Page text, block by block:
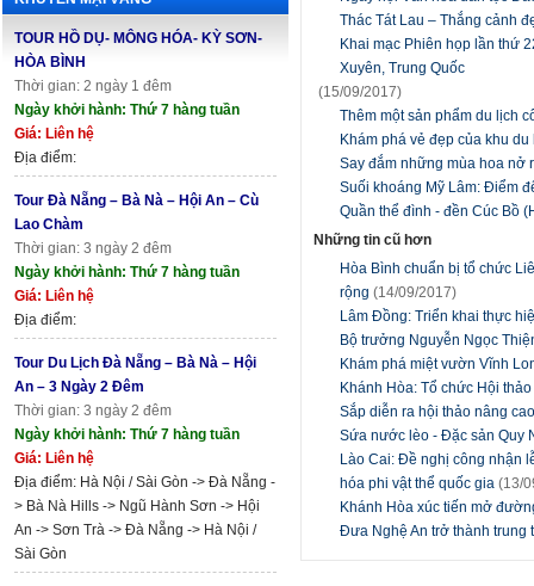
TOUR HỒ DỤ- MÔNG HÓA- KỲ SƠN-
HÒA BÌNH
Thời gian: 2 ngày 1 đêm
Ngày khởi hành: Thứ 7 hàng tuần
Giá: Liên hệ
Địa điểm:
Tour Đà Nẵng – Bà Nà – Hội An – Cù
Lao Chàm
Thời gian: 3 ngày 2 đêm
Ngày khởi hành: Thứ 7 hàng tuần
Giá: Liên hệ
Địa điểm:
Tour Du Lịch Đà Nẵng – Bà Nà – Hội
An – 3 Ngày 2 Đêm
Thời gian: 3 ngày 2 đêm
Ngày khởi hành: Thứ 7 hàng tuần
Giá: Liên hệ
Địa điểm: Hà Nội / Sài Gòn -> Đà Nẵng -
> Bà Nà Hills -> Ngũ Hành Sơn -> Hội
An -> Sơn Trà -> Đà Nẵng -> Hà Nội /
Sài Gòn
Thác Tát Lau – Thắng cảnh
Khai mạc Phiên họp lần thứ
Xuyên, Trung Quốc
(15/09/2017)
Thêm một sản phẩm du lịch
Khám phá vẻ đẹp của khu
Say đắm những mùa hoa nở
Suối khoáng Mỹ Lâm: Điểm
Quần thể đình - đền Cúc Bồ
Những tin cũ hơn
Hòa Bình chuẩn bị tổ chức
rộng (14/09/2017)
Lâm Đồng: Triển khai thực
Bộ trưởng Nguyễn Ngọc
Khám phá miệt vườn Vĩnh
Khánh Hòa: Tổ chức Hội
Sắp diễn ra hội thảo nâng
Sứa nước lèo - Đặc sản Quy
Lào Cai: Đề nghị công nhận
hóa phi vật thể quốc gia (13/
Khánh Hòa xúc tiến mở
Đưa Nghệ An trở thành trung